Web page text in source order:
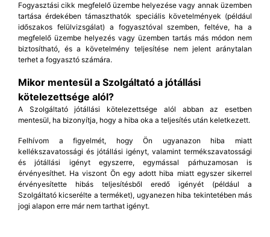
Fogyasztási cikk megfelelő üzembe helyezése vagy annak üzemben
tartása érdekében támaszthatók speciális követelmények (például
időszakos felülvizsgálat) a fogyasztóval szemben, feltéve, ha a
megfelelő üzembe helyezés vagy üzemben tartás más módon nem
biztosítható, és a követelmény teljesítése nem jelent aránytalan
terhet a fogyasztó számára.
Mikor mentesül a Szolgáltató a jótállási
kötelezettsége alól?
A Szolgáltató jótállási kötelezettsége alól abban az esetben
mentesül, ha bizonyítja, hogy a hiba oka a teljesítés után keletkezett.
Felhívom a figyelmét, hogy Ön ugyanazon hiba miatt
kellékszavatossági és jótállási igényt, valamint termékszavatossági
és jótállási igényt egyszerre, egymással párhuzamosan is
érvényesíthet. Ha viszont Ön egy adott hiba miatt egyszer sikerrel
érvényesítette hibás teljesítésből eredő igényét (például a
Szolgáltató kicserélte a terméket), ugyanezen hiba tekintetében más
jogi alapon erre már nem tarthat igényt.